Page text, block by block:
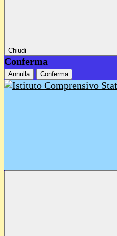
Chiudi
Conferma
Annulla Conferma